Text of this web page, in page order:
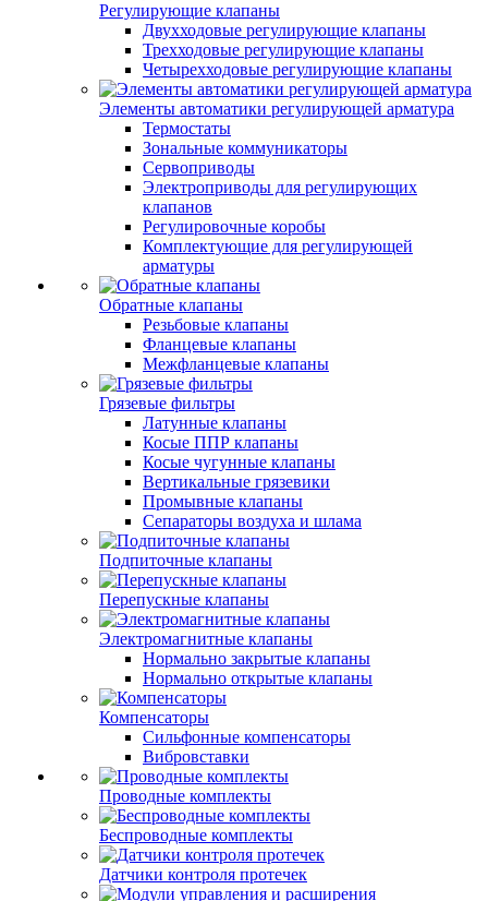
Регулирующие клапаны
Двухходовые регулирующие клапаны
Трехходовые регулирующие клапаны
Четырехходовые регулирующие клапаны
Элементы автоматики регулирующей арматура
Термостаты
Зональные коммуникаторы
Сервоприводы
Электроприводы для регулирующих
клапанов
Регулировочные коробы
Комплектующие для регулирующей
арматуры
Обратные клапаны
Резьбовые клапаны
Фланцевые клапаны
Межфланцевые клапаны
Грязевые фильтры
Латунные клапаны
Косые ППР клапаны
Косые чугунные клапаны
Вертикальные грязевики
Промывные клапаны
Сепараторы воздуха и шлама
Подпиточные клапаны
Перепускные клапаны
Электромагнитные клапаны
Нормально закрытые клапаны
Нормально открытые клапаны
Компенсаторы
Сильфонные компенсаторы
Вибровставки
Проводные комплекты
Беспроводные комплекты
Датчики контроля протечек